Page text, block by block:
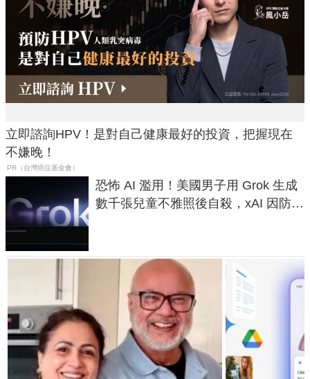
立即諮詢HPV！是對自己健康最好的投資，把握現在
不嫌晚！
PR（台灣癌症基金會）
恐怖 AI 濫用！美國男子用 Grok 生成
數千張兒童不雅照後自殺，xAI 因防護